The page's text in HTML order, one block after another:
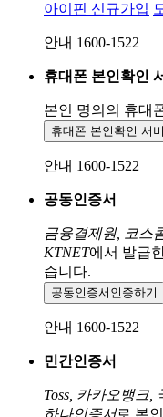
아이핀 신규가입
안내 1600-1522
휴대폰 본인확인
본인 명의의 휴대
휴대폰 본인확인 서
안내 1600-1522
공동인증서
금융결제원, 코스
KTNET에서 발급
습니다.
공동인증서 인증하기
안내 1600-1522
민간인증서
Toss, 카카오뱅크,